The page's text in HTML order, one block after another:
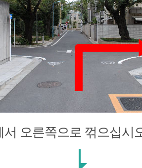
서 오른쪽으로 꺾으십시